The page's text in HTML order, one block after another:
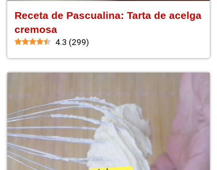
Receta de Pascualina: Tarta de acelga
cremosa
4.3 (299)